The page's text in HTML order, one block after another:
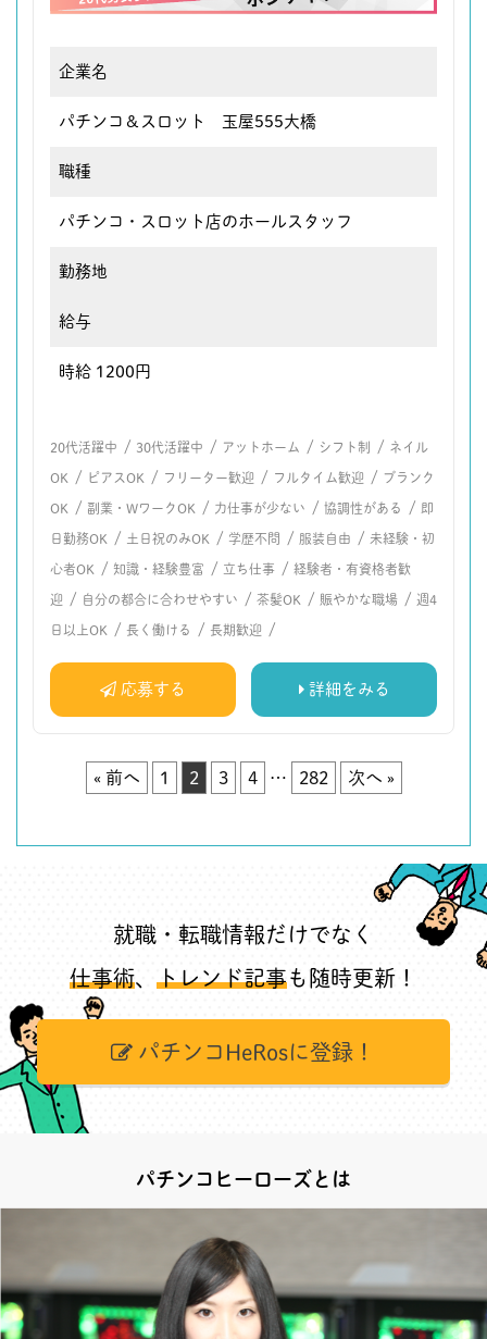
企業名
パチンコ＆スロット 玉屋555大橋
職種
パチンコ・スロット店のホールスタッフ
勤務地
給与
時給 1200円
20代活躍中 / 30代活躍中 / アットホーム / シフト制 / ネイル
OK / ピアスOK / フリーター歓迎 / フルタイム歓迎 / ブランク
OK / 副業・WワークOK / 力仕事が少ない / 協調性がある / 即
日勤務OK / 土日祝のみOK / 学歴不問 / 服装自由 / 未経験・初
心者OK / 知識・経験豊富 / 立ち仕事 / 経験者・有資格者歓
迎 / 自分の都合に合わせやすい / 茶髪OK / 賑やかな職場 / 週4
日以上OK / 長く働ける / 長期歓迎 /
応募する 詳細をみる
« 前へ 1 2 3 4 … 282 次へ »
就職・転職情報だけでなく
仕事術、 トレンド記事も随時更新！
パチンコHeRosに登録！
パチンコヒーローズとは